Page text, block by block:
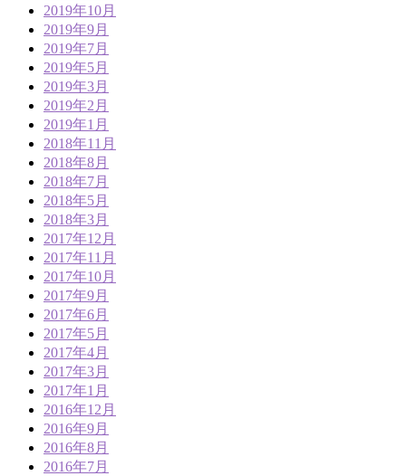
2019年10月
2019年9月
2019年7月
2019年5月
2019年3月
2019年2月
2019年1月
2018年11月
2018年8月
2018年7月
2018年5月
2018年3月
2017年12月
2017年11月
2017年10月
2017年9月
2017年6月
2017年5月
2017年4月
2017年3月
2017年1月
2016年12月
2016年9月
2016年8月
2016年7月